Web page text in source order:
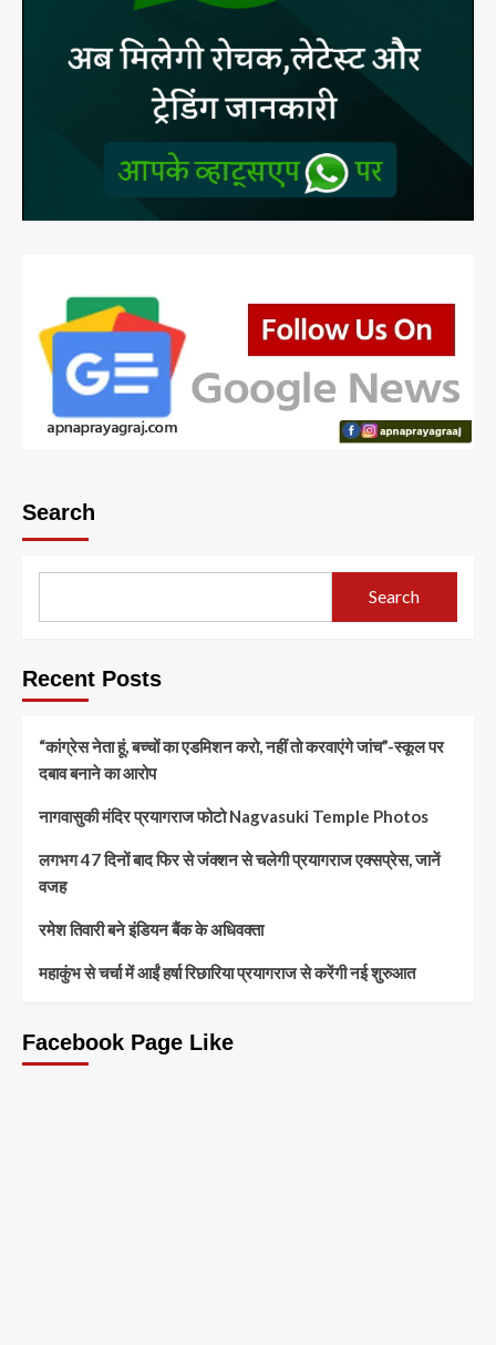
Search
Search
Recent Posts
“कांग्रेस नेता हूं, बच्चों का एडमिशन करो, नहीं तो करवाएंगे जांच”-स्कूल पर
दबाव बनाने का आरोप
नागवासुकी मंदिर प्रयागराज फोटो Nagvasuki Temple Photos
लगभग 47 दिनों बाद फिर से जंक्शन से चलेगी प्रयागराज एक्सप्रेस, जानें
वजह
रमेश तिवारी बने इंडियन बैंक के अधिवक्ता
महाकुंभ से चर्चा में आईं हर्षा रिछारिया प्रयागराज से करेंगी नई शुरुआत
Facebook Page Like